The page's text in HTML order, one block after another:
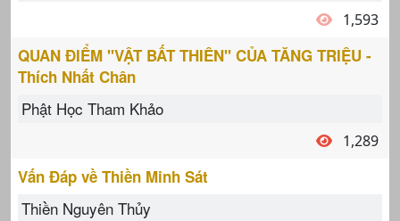
1,593
QUAN ĐIỂM "VẬT BẤT THIÊN" CỦA TĂNG TRIỆU -
Thích Nhất Chân
Phật Học Tham Khảo
1,289
Vấn Đáp về Thiền Minh Sát
Thiền Nguyên Thủy